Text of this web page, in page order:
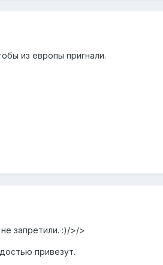
из европы пригнали.
запретили. :)/>/>
привезут.